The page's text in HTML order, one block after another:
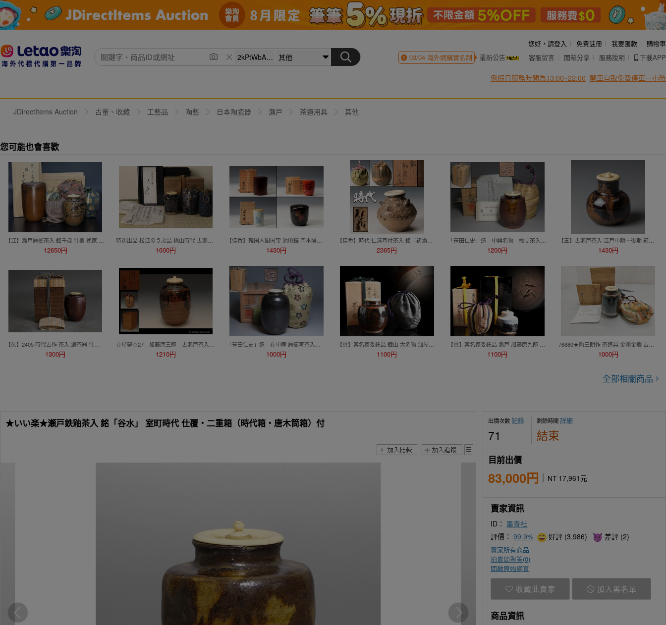
您好， 請登入 免費註冊 我要匯款
購物車
03/04海外網購實名制 最新公告 客服留言 開箱分享 服務說明 下載APP
例假日服務時間為13:00~22:00 開車自取免費停車一小時
JDirectItems Auction 古董、收藏 工藝品 陶藝 日本陶瓷器 瀬戸 茶道用具 其他
您可能也會喜歡
12650円 1600円 1430円 2365円 1200円
【五】古瀬戸茶入 江戸中期～後期 箱付 茶道具
1430円
1300円 1210円 1000円 1100円 1100円
76880★陶三朗作 茶道具 金剛金襴 古瀬戸肩衝茶入
1000円
全部相關商品
★いい楽★瀬戸鉄釉茶入 銘「谷水」 室町時代 仕覆・二重箱（時代箱・唐木筒箱）付 出價次數記錄
71
剩餘時間詳細
結束
目前出價
83,000円 NT 17,961元
賣家資訊
ID： 墨青社
評價：99.9% 好評 (3,986) 差評 (2)
賣家所有商品
拍賣問與答(0)
開啟原始網頁
收藏此賣家 加入黑名單
商品資訊